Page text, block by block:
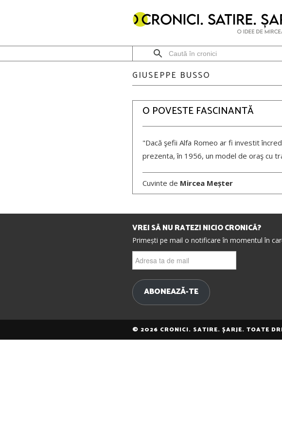
GIUSEPPE BUSSO
O POVESTE FASCINANTĂ
"Dacă şefii Alfa Romeo ar fi investit
prezenta, în 1956, un model de oraş cu
Cuvinte de Mircea Meșter
VREI SĂ NU RATEZI NICIO CRONICĂ?
Primești pe mail o notificare în momentul în
ta
mail
ABONEAZĂ-TE
© 2026 CRONICI. SATIRE. ȘARJE. TOATE